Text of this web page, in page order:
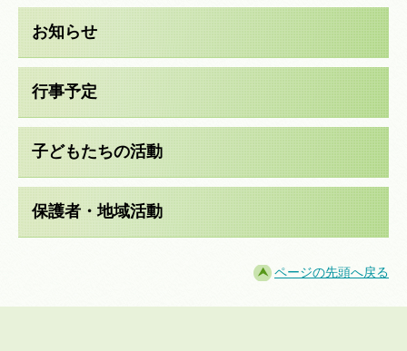
お知らせ
行事予定
子どもたちの活動
保護者・地域活動
ページの先頭へ戻る